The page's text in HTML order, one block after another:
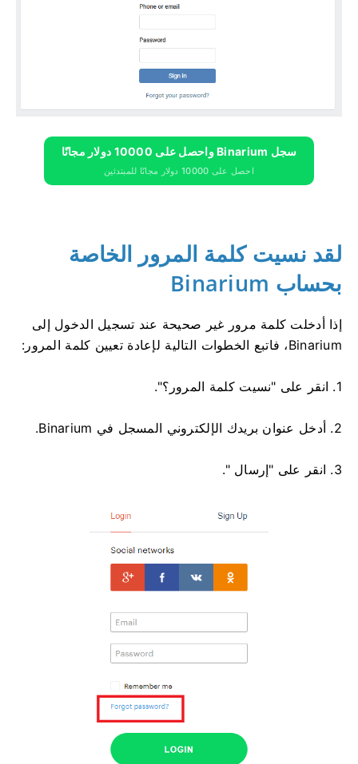
سجل Binarium واحصل على 10000 دولار مجانًا
احصل على 10000 دولار مجانًا للمبتدئين
لقد نسيت كلمة المرور الخاصة
بحساب Binarium
إذا أدخلت كلمة مرور غير صحيحة عند تسجيل الدخول إلى
Binarium، فاتبع الخطوات التالية لإعادة تعيين كلمة المرور:
1. انقر على "نسيت كلمة المرور؟".
2. أدخل عنوان بريدك الإلكتروني المسجل في Binarium.
3. انقر على "إرسال ".